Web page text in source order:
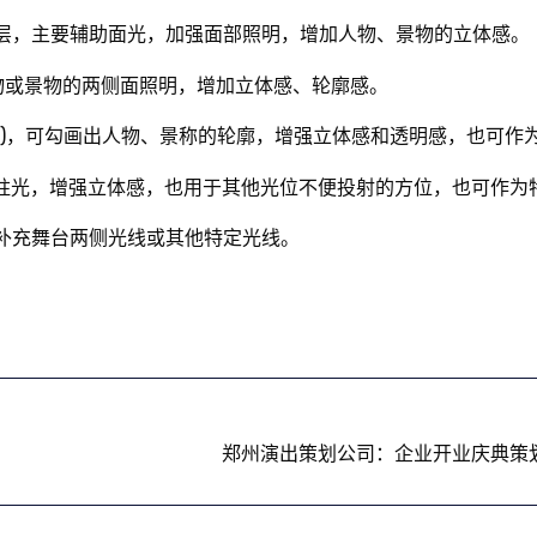
要辅助面光，加强面部照明，增加人物、景物的立体感。
物的两侧面照明，增加立体感、轮廓感。
勾画出人物、景称的轮廓，增强立体感和透明感，也可作
增强立体感，也用于其他光位不便投射的方位，也可作为
台两侧光线或其他特定光线。
郑州演出策划公司：企业开业庆典策